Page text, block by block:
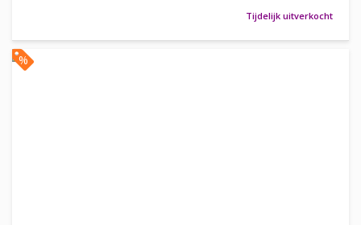
Tijdelijk uitverkocht
%